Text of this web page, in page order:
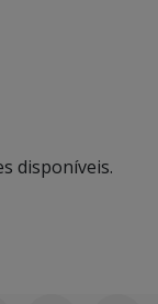
disponíveis.